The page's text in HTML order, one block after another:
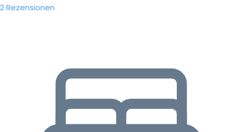
2 Rezensionen